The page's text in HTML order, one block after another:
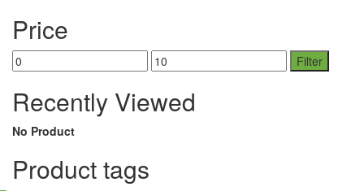
Price
Min
price
Max
price
Filter
Recently Viewed
No Product
Product tags